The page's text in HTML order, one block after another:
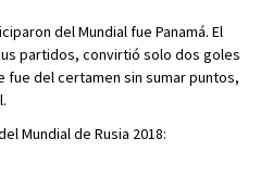
del Mundial fue Panamá. El
partidos, convirtió solo dos goles
fue del certamen sin sumar puntos,
Mundial de Rusia 2018: